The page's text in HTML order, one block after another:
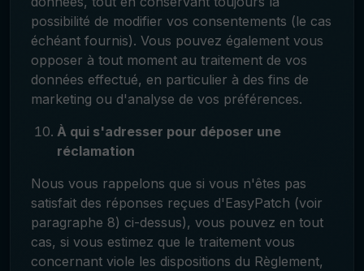
possibilité de modifier vos consentements (le cas
échéant fournis). Vous pouvez également vous
opposer à tout moment au traitement de vos
données effectué, en particulier à des fins de
marketing ou d'analyse de vos préférences.
À qui s'adresser pour déposer une
réclamation
Nous vous rappelons que si vous n'êtes pas
satisfait des réponses reçues d'EasyPatch (voir
paragraphe 8) ci-dessus), vous pouvez en tout
cas, si vous estimez que le traitement vous
concernant viole les dispositions du Règlement,